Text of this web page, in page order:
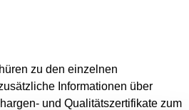
zu den einzelnen
Informationen über
und Qualitätszertifikate zum